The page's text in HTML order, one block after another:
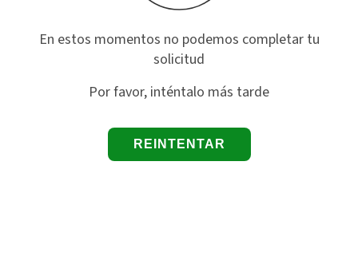
En estos momentos no podemos completar tu
solicitud
Por favor, inténtalo más tarde
REINTENTAR